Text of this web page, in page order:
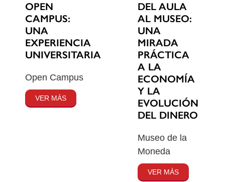
OPEN
CAMPUS:
UNA
EXPERIENCIA
UNIVERSITARIA
Open Campus
VER MÁS
DEL AULA
AL MUSEO:
UNA
MIRADA
PRÁCTICA
A LA
ECONOMÍA
Y LA
EVOLUCIÓN
DEL DINERO
Museo de la
Moneda
VER MÁS